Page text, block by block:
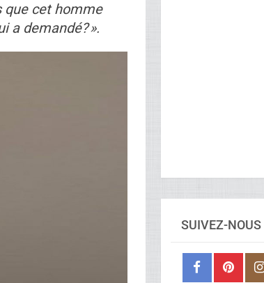
que cet homme
a demandé? ».
SUIVEZ-NOUS